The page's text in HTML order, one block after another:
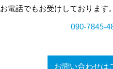
お電話でもお受けしております
090-7845-
お問い合わせは